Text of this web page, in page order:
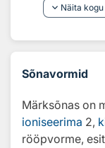
keyboard_arrow_down Näita
Sõnavormid
Märksõnas on
ioniseerima 2,
rööpvorme,